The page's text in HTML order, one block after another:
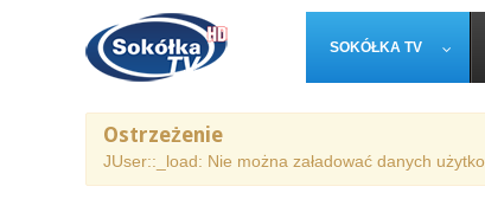
SOKÓŁKA TV
Ostrzeżenie
JUser::_load: Nie można załadować danych